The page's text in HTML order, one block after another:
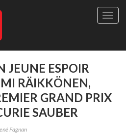
Site
seul
JEUNE ESPOIR
RÄIKKÖNEN,
GRAND PRIX
SAUBER
Fagnan